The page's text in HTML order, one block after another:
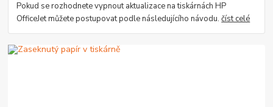
Pokud se rozhodnete vypnout aktualizace na tiskárnách HP
OfficeJet můžete postupovat podle následujícího návodu.číst celé